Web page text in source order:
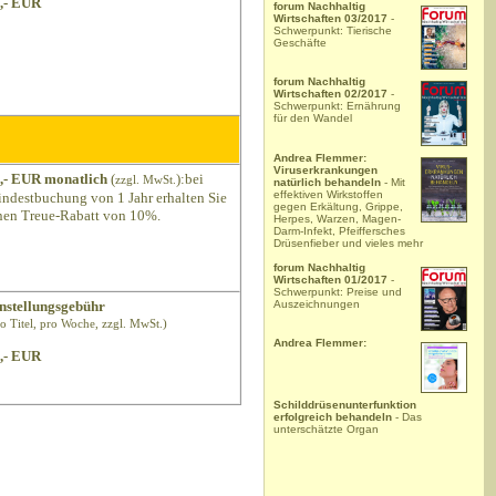
EUR monatlich (zzgl. MwSt. ):bei
von 1 Jahr erhalten Sie
Treue-Rabatt von 10%.
Titel, pro Woche, zzgl. MwSt.)
EUR
forum Nachhaltig
Wirtschaften 03/2017 -
Schwerpunkt: Tierische
Geschäfte
forum Nachhaltig
Wirtschaften 02/2017 -
Schwerpunkt: Ernährung
für den Wandel
Andrea Flemmer:
Viruserkrankungen
natürlich behandeln - Mit
effektiven Wirkstoffen
gegen Erkältung, Grippe,
Herpes, Warzen, Magen-
Darm-Infekt, Pfeiffersches
Drüsenfieber und vieles mehr
forum Nachhaltig
Wirtschaften 01/2017 -
Schwerpunkt: Preise und
Auszeichnungen
Andrea Flemmer:
Schilddrüsenunterfunktion
erfolgreich behandeln - Das
unterschätzte Organ